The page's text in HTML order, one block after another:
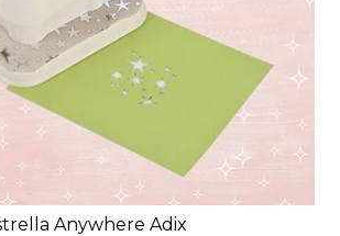
Anywhere Adix